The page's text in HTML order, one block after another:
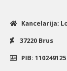
Kancelarija:
37220 Brus
PIB: 110249125